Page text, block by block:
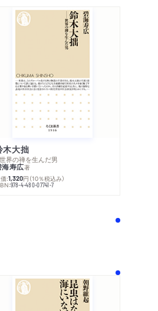
木大拙
界の禅を生んだ男
海寿広著
:1,320円 （10％税込み）
978-4-480-07741-7